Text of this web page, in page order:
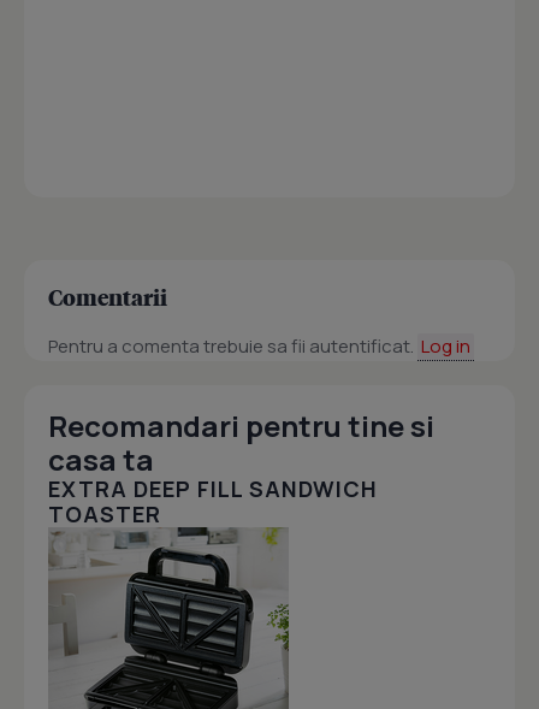
Comentarii
Pentru a comenta trebuie sa fii autentificat. Log in
Recomandari pentru tine si
casa ta
EXTRA DEEP FILL SANDWICH
TOASTER